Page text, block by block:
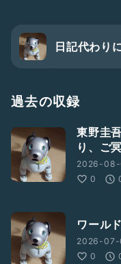
日記代わり
過去の収録
東野圭
り、ご
2026-08-
0
ワール
2026-07-
0